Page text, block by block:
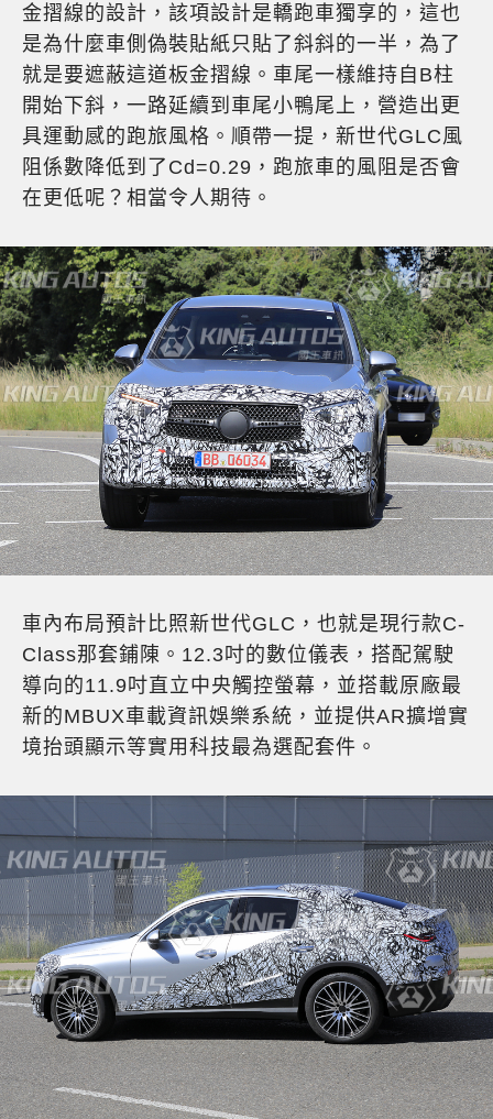
金摺線的設計，該項設計是轎跑車獨享的，這也
是為什麼車側偽裝貼紙只貼了斜斜的一半，為了
就是要遮蔽這道板金摺線。車尾一樣維持自B柱
開始下斜，一路延續到車尾小鴨尾上，營造出更
具運動感的跑旅風格。順帶一提，新世代GLC風
阻係數降低到了Cd=0.29，跑旅車的風阻是否會
在更低呢？相當令人期待。
車內布局預計比照新世代GLC，也就是現行款C-
Class那套鋪陳。12.3吋的數位儀表，搭配駕駛
導向的11.9吋直立中央觸控螢幕，並搭載原廠最
新的MBUX車載資訊娛樂系統，並提供AR擴增實
境抬頭顯示等實用科技最為選配套件。